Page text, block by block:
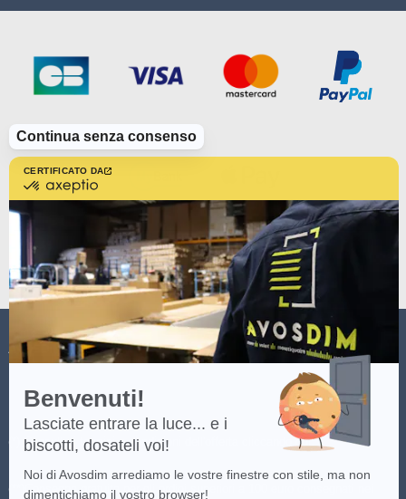
CERTIFICATO DA
-
Scopri
di
più
su
Axeptio
Benvenuti!
Lasciate entrare la luce... e i
biscotti, dosateli voi!
Noi di Avosdim arrediamo le vostre finestre con stile, ma non
dimentichiamo il vostro browser!
Continua senza consenso
AVOSDIM
(*) Consulta i termini e condizioni dell'offerta cliccandoqui.
(**)Consegna gratuita per gli ordini superiori a 100 euro consegnati nei